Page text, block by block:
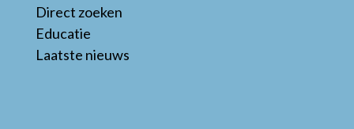
Direct zoeken
Educatie
Laatste nieuws